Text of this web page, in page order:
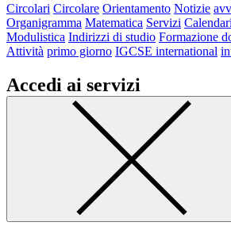
Circolari Circolare Orientamento Notizie
Organigramma Matematica Servizi
Modulistica Indirizzi di studio Formazione
Attività primo giorno IGCSE international
Accedi ai servizi